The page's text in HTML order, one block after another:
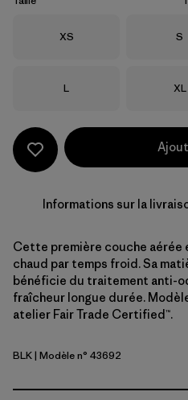
Taille
XS S
Taille
L XL
Informations sur la
Cette première couche aérée
chaud par temps froid. Sa
bénéficie du traitement anti-
fraîcheur longue durée.
atelier Fair Trade Certified™.
Black
BLK| Modèle n° 43692